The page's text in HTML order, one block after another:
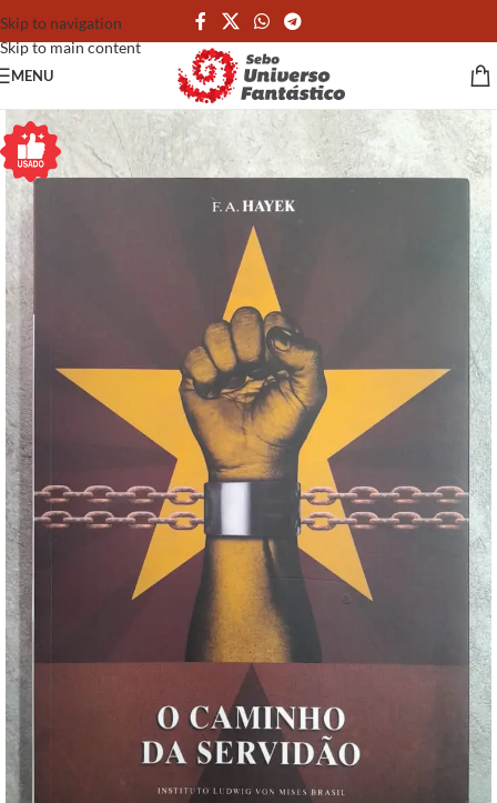
Skip to navigation
Skip to main content
MENU